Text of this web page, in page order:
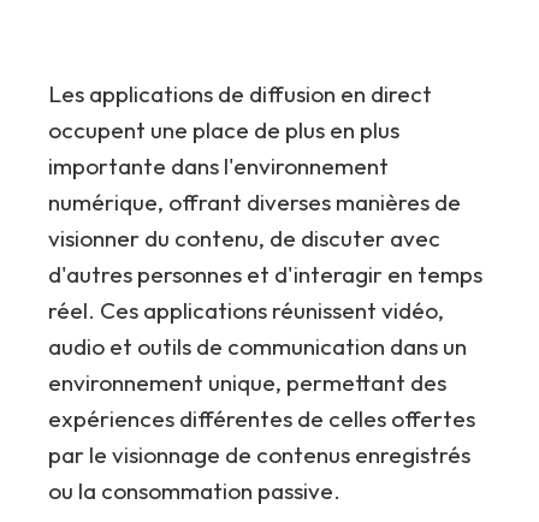
Les applications de diffusion en direct
occupent une place de plus en plus
importante dans l'environnement
numérique, offrant diverses manières de
visionner du contenu, de discuter avec
d'autres personnes et d'interagir en temps
réel. Ces applications réunissent vidéo,
audio et outils de communication dans un
environnement unique, permettant des
expériences différentes de celles offertes
par le visionnage de contenus enregistrés
ou la consommation passive.